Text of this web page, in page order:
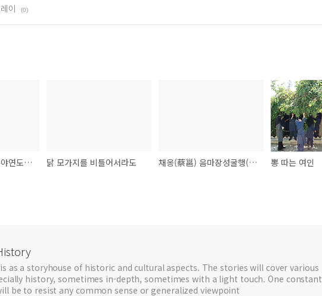
이 (0)
春夜宴桃李園序춘야연도리원서 - 이백 닭 모가지를 비틀어서라도 채옹(蔡邕) 음마장성굴행(飮馬長城窟行) : 잉어 배를 갈랐더니 뽕 따는 여인
as a storyhouse of historic and cultural aspects. The stories will cover various
history, sometimes in-depth, sometimes with a light touch. One constant
be to resist any common sense or generalized viewpoint